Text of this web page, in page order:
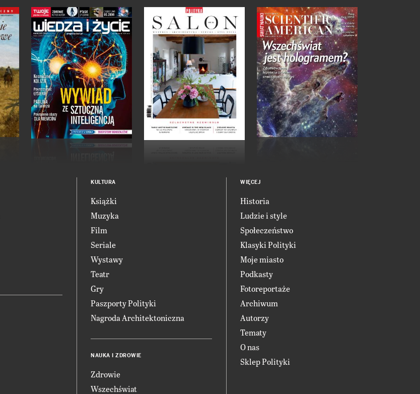
KULTURA
Książki
Muzyka
Film
Seriale
Wystawy
Teatr
Gry
Paszporty Polityki
Nagroda Architektoniczna
NAUKA I ZDROWIE
Zdrowie
Wszechświat
WIĘCEJ
Historia
Ludzie i style
Społeczeństwo
Klasyki Polityki
Moje miasto
Podkasty
Fotoreportaże
Archiwum
Autorzy
Tematy
O nas
Sklep Polityki